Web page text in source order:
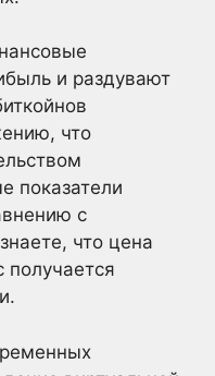
и раздувают
что
показатели
с
что цена
получается